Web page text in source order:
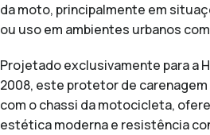
da moto, principalmente em
ou uso em ambientes urbanos
Projetado exclusivamente para a
2008, este protetor de
com o chassi da motocicleta,
estética moderna e resistência